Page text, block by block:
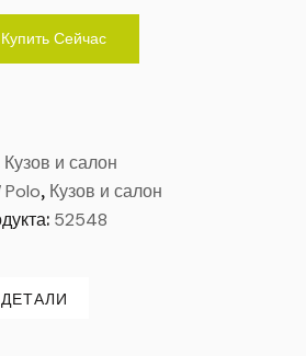
Купить Сейчас
и салон
Polo, Кузов и салон
52548
ДЕТАЛИ